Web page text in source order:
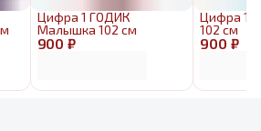
900 ₽
Цифра 1 ГОДИК
Малышка 102 см
900 ₽
Цифра 1
102 см